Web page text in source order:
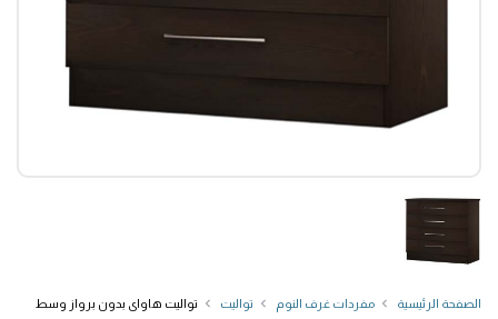
الصفحة الرئيسية مفردات غرف النوم تواليت تواليت هاواى بدون برواز وسط